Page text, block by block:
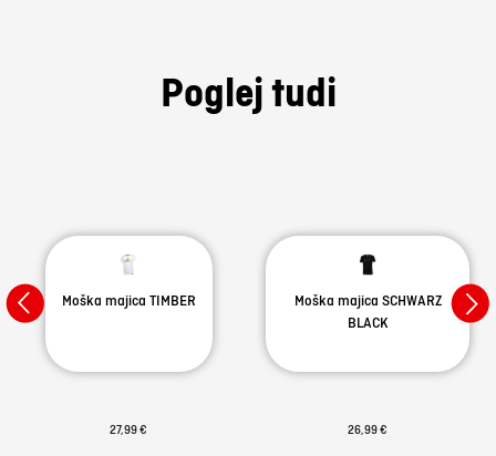
Poglej tudi
Moška majica TIMBER
27,99 €
Moška majica SCHWARZ
BLACK
26,99 €